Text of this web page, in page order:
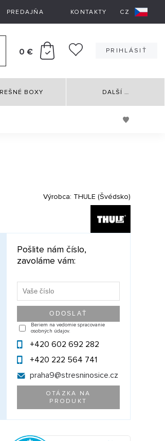
PREDAJŇA KONTAKTY CZ
0 € PRIHLÁSIŤ
BOXY DALŠÍ …
Výrobca: THULE (Švédsko)
Pošlite nám číslo,
zavoláme vám:
Beriem na vedomie spracovanie
osobných údajov.
+420 602 692 282
+420 222 564 741
praha9@stresninosice.cz
OTÁZKA NA
PRODUKT